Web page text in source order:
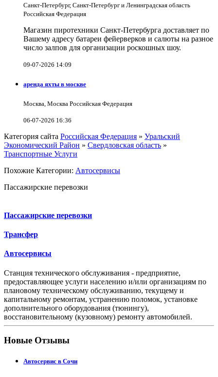
Санкт-Петербург, Санкт-Петербург и Ленинградская область
Российская Федерация
Магазин пиротехники Санкт-Петербурга доставляет по
Вашему адресу батареи фейерверков и салюты на разное
число залпов для организации роскошных шоу.
09-07-2026 14:09
аренда яхты в москве
Москва, Москва Российская Федерация
06-07-2026 16:36
Категория сайта Российская Федерация » Уральский
Экономический Район » Свердловская область »
Транспортные Услуги
Похожие Категории: Автосервисы
Пассажирские перевозки
Пассажирские перевозки
Трансфер
Автосервисы
Станция технического обслуживания - предприятие,
предоставляющее услуги населению и/или организациям по
плановому техническому обслуживанию, текущему и
капитальному ремонтам, устранению поломок, установке
дополнительного оборудования (тюнингу),
восстановительному (кузовному) ремонту автомобилей.
Новые Отзывы
Автосервис в Сочи